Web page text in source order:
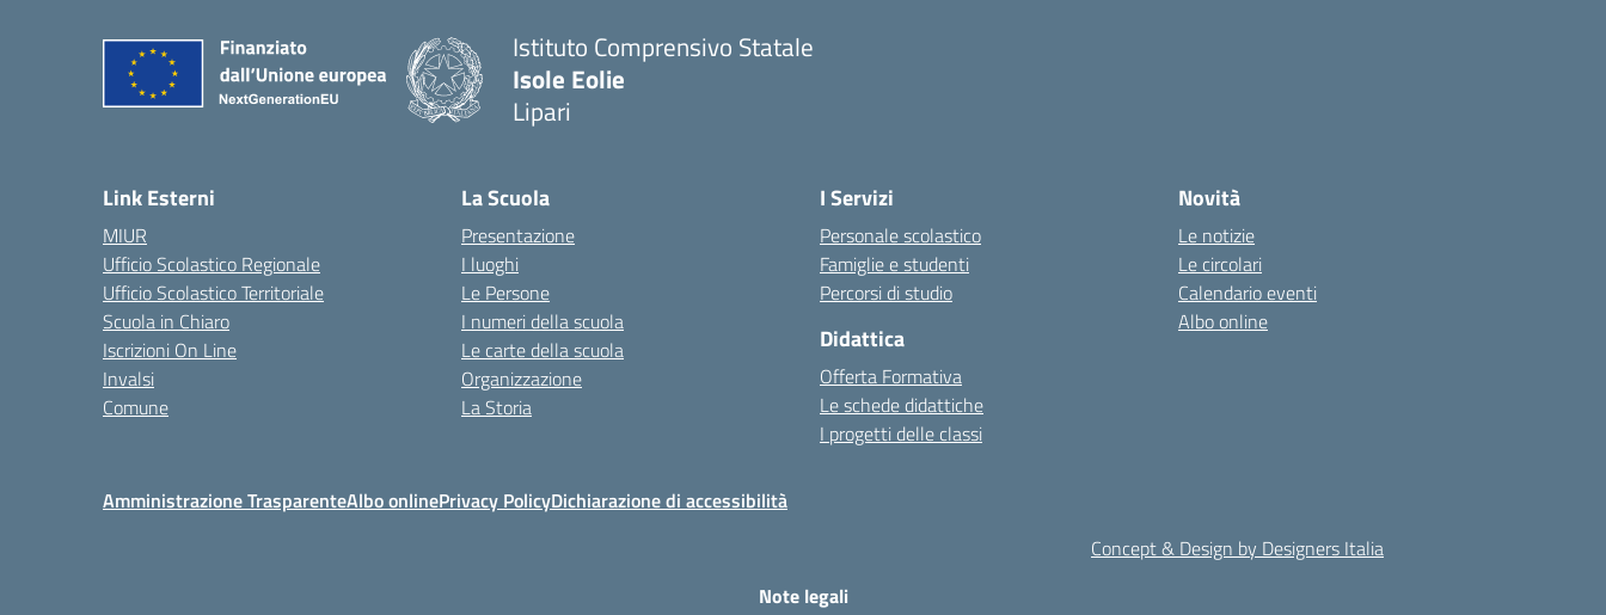
Istituto Comprensivo Statale
Isole Eolie
Lipari
Link Esterni
MIUR
Ufficio Scolastico Regionale
Ufficio Scolastico Territoriale
Scuola in Chiaro
Iscrizioni On Line
Invalsi
Comune
La Scuola
Presentazione
I luoghi
Le Persone
I numeri della scuola
Le carte della scuola
Organizzazione
La Storia
I Servizi
Personale scolastico
Famiglie e studenti
Percorsi di studio
Didattica
Offerta Formativa
Le schede didattiche
I progetti delle classi
Novità
Le notizie
Le circolari
Calendario eventi
Albo online
Amministrazione TrasparenteAlbo onlinePrivacy PolicyDichiarazione di accessibilità
Concept & Design by Designers Italia
Note legali